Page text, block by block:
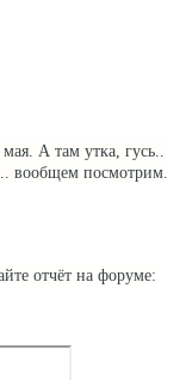
А там утка, гусь..
вообщем посмотрим.
отчёт на форуме: